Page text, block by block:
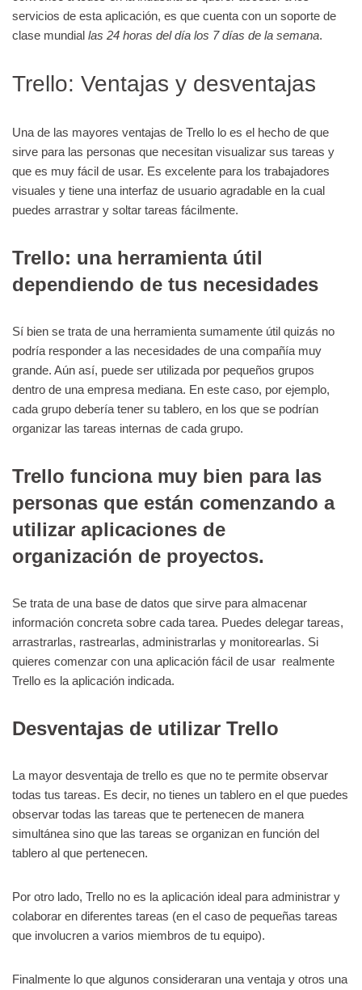
servicios de esta aplicación, es que cuenta con un soporte de
clase mundial las 24 horas del día los 7 días de la semana.
Trello: Ventajas y desventajas
Una de las mayores ventajas de Trello lo es el hecho de que
sirve para las personas que necesitan visualizar sus tareas y
que es muy fácil de usar. Es excelente para los trabajadores
visuales y tiene una interfaz de usuario agradable en la cual
puedes arrastrar y soltar tareas fácilmente.
Trello: una herramienta útil
dependiendo de tus necesidades
Sí bien se trata de una herramienta sumamente útil quizás no
podría responder a las necesidades de una compañía muy
grande. Aún así, puede ser utilizada por pequeños grupos
dentro de una empresa mediana. En este caso, por ejemplo,
cada grupo debería tener su tablero, en los que se podrían
organizar las tareas internas de cada grupo.
Trello funciona muy bien para las
personas que están comenzando a
utilizar aplicaciones de
organización de proyectos.
Se trata de una base de datos que sirve para almacenar
información concreta sobre cada tarea. Puedes delegar tareas,
arrastrarlas, rastrearlas, administrarlas y monitorearlas. Si
quieres comenzar con una aplicación fácil de usar realmente
Trello es la aplicación indicada.
Desventajas de utilizar Trello
La mayor desventaja de trello es que no te permite observar
todas tus tareas. Es decir, no tienes un tablero en el que puedes
observar todas las tareas que te pertenecen de manera
simultánea sino que las tareas se organizan en función del
tablero al que pertenecen.
Por otro lado, Trello no es la aplicación ideal para administrar y
colaborar en diferentes tareas (en el caso de pequeñas tareas
que involucren a varios miembros de tu equipo).
Finalmente lo que algunos consideraran una ventaja y otros una